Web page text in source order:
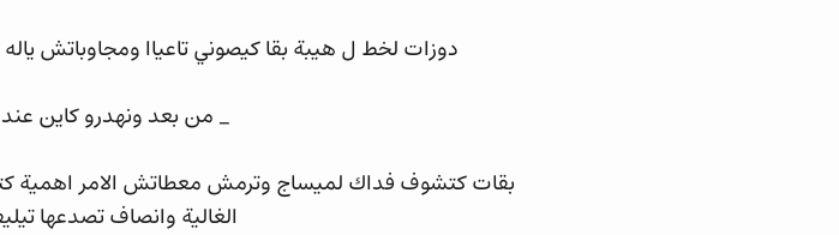
دوزات لخط ل هيبة بقا كيصوني تاعياا ومجاوباتش
_ من بعد ونهدرو كاين
بقات كتشوف فداك لميساج وترمش معطاتش الامر اهمية
الغالية وانصاف تصدعها